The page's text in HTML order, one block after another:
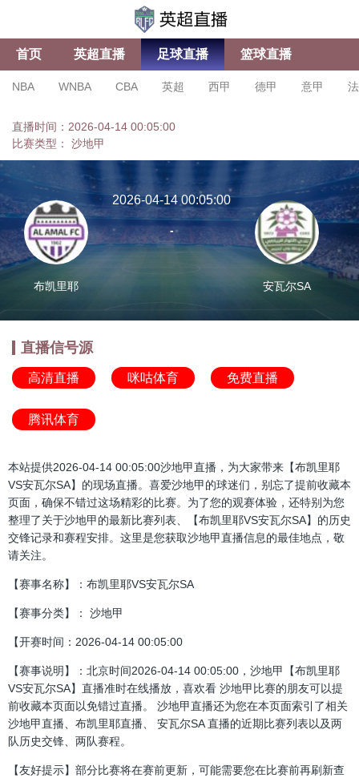
首页 英超直播 足球直播 篮球直播
NBA WNBA CBA 英超 西甲 德甲 意甲
亚冠杯
直播时间：2026-04-14 00:05:00
比赛类型： 沙地甲
布凯里耶
2026-04-14 00:05:00
-
安瓦尔SA
直播信号源
高清直播 咪咕体育 免费直播
腾讯体育
本站提供2026-04-14 00:05:00沙地甲直播，为大家带来【布凯里耶
VS安瓦尔SA】的现场直播。喜爱沙地甲的球迷们，别忘了提前收藏本
页面，确保不错过这场精彩的比赛。为了您的观赛体验，还特别为您
整理了关于沙地甲的最新比赛列表、【布凯里耶VS安瓦尔SA】的历史
交锋记录和赛程安排。这里是您获取沙地甲直播信息的最佳地点，敬
请关注。
【赛事名称】：布凯里耶VS安瓦尔SA
【赛事分类】： 沙地甲
【开赛时间：2026-04-14 00:05:00
【赛事说明】：北京时间2026-04-14 00:05:00，沙地甲【布凯里耶
VS安瓦尔SA】直播准时在线播放，喜欢看 沙地甲比赛的朋友可以提
前收藏本页面以免错过直播。 沙地甲直播还为您在本页面索引了相关
沙地甲直播、布凯里耶直播、 安瓦尔SA 直播的近期比赛列表以及两
队历史交锋、两队赛程。
【友好提示】部分比赛将在赛前更新，可能需要您在比赛前再刷新查